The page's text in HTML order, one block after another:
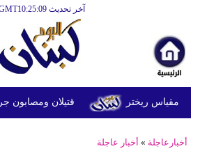
آخر تحديث GMT10:25:09
قتيلان ومصابون جراء 14 غارة إسرائيلية على شرق وجنوب لبنان
أخبارعاجلة » أخبار عاجلة